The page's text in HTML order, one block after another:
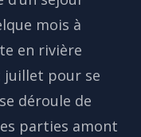
mois à
en rivière
pour se
déroule de
parties amont